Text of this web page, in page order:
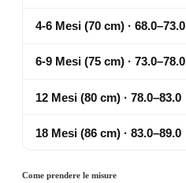
4-6 Mesi (70 cm) · 68.0–73.0
6-9 Mesi (75 cm) · 73.0–78.0
12 Mesi (80 cm) · 78.0–83.0
18 Mesi (86 cm) · 83.0–89.0
Come prendere le misure